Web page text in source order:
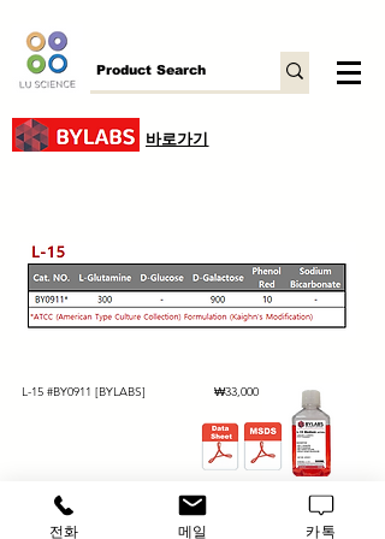
바로가기
L-15 #BY0911 [BYLABS] 가격
₩33,000
전화 메일 카톡